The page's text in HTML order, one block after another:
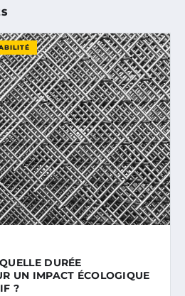
DURÉE
UN IMPACT ÉCOLOGIQUE
?